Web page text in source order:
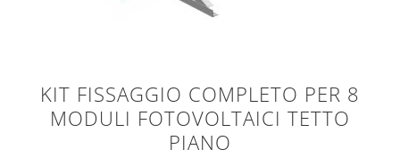
KIT FISSAGGIO COMPLETO PER 8
MODULI FOTOVOLTAICI TETTO
PIANO